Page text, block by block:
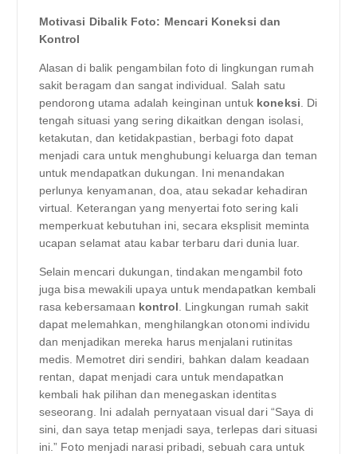
Motivasi Dibalik Foto: Mencari Koneksi dan
Kontrol
Alasan di balik pengambilan foto di lingkungan rumah
sakit beragam dan sangat individual. Salah satu
pendorong utama adalah keinginan untuk koneksi . Di
tengah situasi yang sering dikaitkan dengan isolasi,
ketakutan, dan ketidakpastian, berbagi foto dapat
menjadi cara untuk menghubungi keluarga dan teman
untuk mendapatkan dukungan. Ini menandakan
perlunya kenyamanan, doa, atau sekadar kehadiran
virtual. Keterangan yang menyertai foto sering kali
memperkuat kebutuhan ini, secara eksplisit meminta
ucapan selamat atau kabar terbaru dari dunia luar.
Selain mencari dukungan, tindakan mengambil foto
juga bisa mewakili upaya untuk mendapatkan kembali
rasa kebersamaan kontrol . Lingkungan rumah sakit
dapat melemahkan, menghilangkan otonomi individu
dan menjadikan mereka harus menjalani rutinitas
medis. Memotret diri sendiri, bahkan dalam keadaan
rentan, dapat menjadi cara untuk mendapatkan
kembali hak pilihan dan menegaskan identitas
seseorang. Ini adalah pernyataan visual dari “Saya di
sini, dan saya tetap menjadi saya, terlepas dari situasi
ini.” Foto menjadi narasi pribadi, sebuah cara untuk